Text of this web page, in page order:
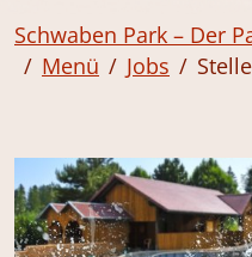
Schwaben Park – Der
Menü
Jobs